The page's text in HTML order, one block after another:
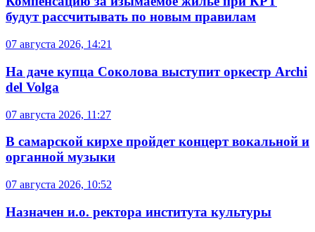
будут рассчитывать по новым правилам
07 августа 2026, 14:21
На даче купца Соколова выступит оркестр Archi
del Volga
07 августа 2026, 11:27
В самарской кирхе пройдет концерт вокальной и
органной музыки
07 августа 2026, 10:52
Назначен и.о. ректора института культуры